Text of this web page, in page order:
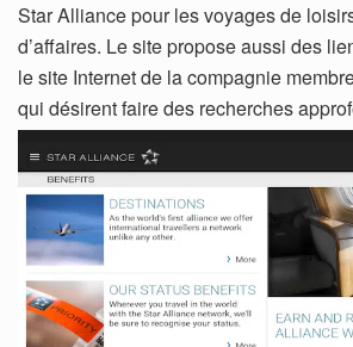
Star Alliance pour les voyages de
d’affaires. Le site propose aussi des
le site Internet de la compagnie
qui désirent faire des recherches